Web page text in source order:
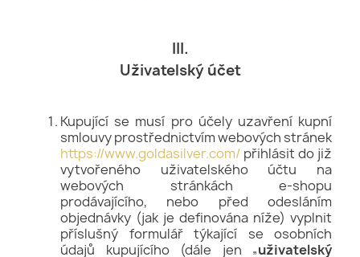
III.
Uživatelský účet
Kupující se musí pro účely uzavření kupní
smlouvy prostřednictvím webových stránek
https://www.goldasilver.com/ přihlásit do již
vytvořeného uživatelského účtu na
webových stránkách e-shopu
prodávajícího, nebo před odesláním
objednávky (jak je definována níže) vyplnit
příslušný formulář týkající se osobních
údajů kupujícího (dále jen „uživatelský